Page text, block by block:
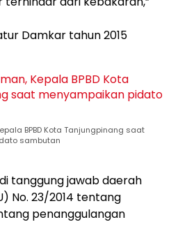
Damkar tahun 2015
BPBD Kota Tanjungpinang saat
sambutan
tanggung jawab daerah
No. 23/2014 tentang
penanggulangan